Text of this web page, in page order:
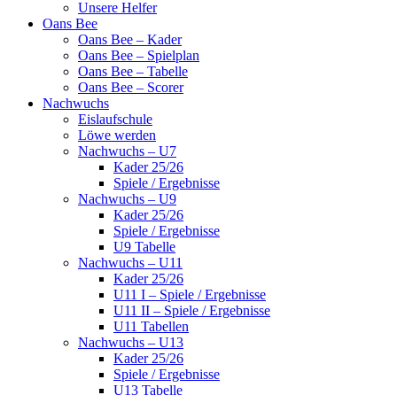
Unsere Helfer
Oans Bee
Oans Bee – Kader
Oans Bee – Spielplan
Oans Bee – Tabelle
Oans Bee – Scorer
Nachwuchs
Eislaufschule
Löwe werden
Nachwuchs – U7
Kader 25/26
Spiele / Ergebnisse
Nachwuchs – U9
Kader 25/26
Spiele / Ergebnisse
U9 Tabelle
Nachwuchs – U11
Kader 25/26
U11 I – Spiele / Ergebnisse
U11 II – Spiele / Ergebnisse
U11 Tabellen
Nachwuchs – U13
Kader 25/26
Spiele / Ergebnisse
U13 Tabelle